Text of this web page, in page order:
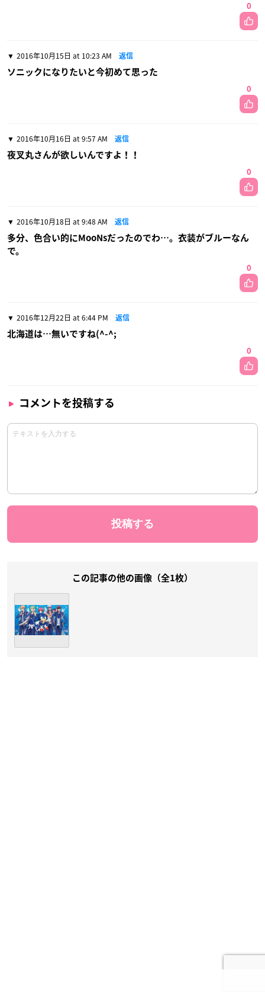
0
2016年10月15日 at 10:23 AM 返信
ソニックになりたいと今初めて思った
0
2016年10月16日 at 9:57 AM 返信
夜叉丸さんが欲しいんですよ！！
0
2016年10月18日 at 9:48 AM 返信
多分、色合い的にMooNsだったのでわ…。衣装がブルーなん
で。
0
2016年12月22日 at 6:44 PM 返信
北海道は…無いですね(^-^;
0
コメントを投稿する
この記事の他の画像（全1枚）